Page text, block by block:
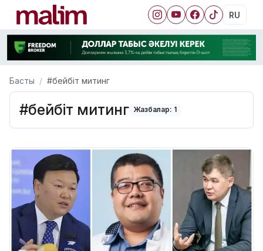
RU
Басты #бейбіт митинг
#бейбіт митинг Жазбалар: 1